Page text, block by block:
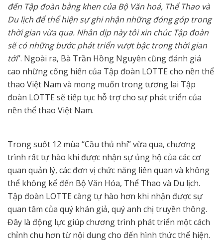
đến Tập đoàn bằng khen của Bộ Văn hoá, Thể Thao và
Du lịch để thể hiện sự ghi nhận những đóng góp trong
thời gian vừa qua. Nhân dịp này tôi xin chúc Tập đoàn
sẽ có những bước phát triển vượt bậc trong thời gian
tới”. Ngoài ra, Bà Trần Hồng Nguyên cũng đánh giá
cao những cống hiến của Tập đoàn LOTTE cho nền thể
thao Việt Nam và mong muốn trong tương lai Tập
đoàn LOTTE sẽ tiếp tục hỗ trợ cho sự phát triển của
nền thể thao Việt Nam.
Trong suốt 12 mùa “Cầu thủ nhí” vừa qua, chương
trình rất tự hào khi được nhận sự ủng hộ của các cơ
quan quản lý, các đơn vị chức năng liên quan và không
thể không kể đến Bộ Văn Hóa, Thể Thao và Du lịch.
Tập đoàn LOTTE càng tự hào hơn khi nhận được sự
quan tâm của quý khán giả, quý anh chị truyền thông.
Đây là động lực giúp chương trình phát triển một cách
chỉnh chu hơn từ nội dung cho đến hình thức thể hiện.